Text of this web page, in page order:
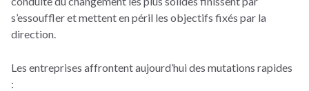
s’essouffler et mettent en péril les objectifs fixés par la
direction.
Les entreprises affrontent aujourd’hui des mutations rapides
: